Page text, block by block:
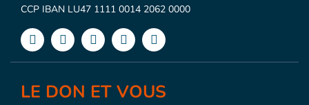
CCP IBAN LU47 1111 0014 2062 0000
LE DON ET VOUS